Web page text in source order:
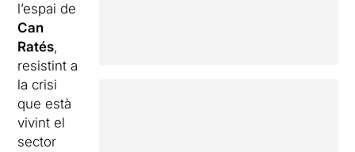
l’espai de
Can
Ratés,
resistint a
la crisi
que està
vivint el
sector